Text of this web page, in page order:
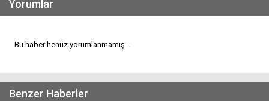
Yorumlar
Bu haber henüz yorumlanmamış...
Benzer Haberler